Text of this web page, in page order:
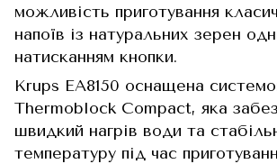
можливість приготування
напоїв із натуральних зерен
натисканням кнопки.
Krups EA8150 оснащена
Thermoblock Compact, яка
швидкий нагрів води та
температуру під час